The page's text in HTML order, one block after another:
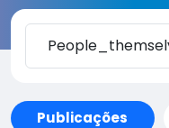
Publicações